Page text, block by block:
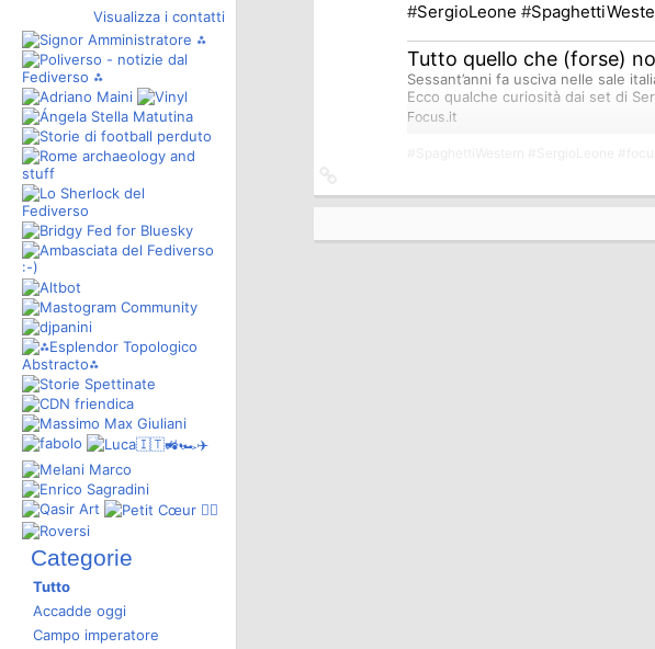
Visualizza i contatti
Categorie
Tutto
Accadde oggi
Campo imperatore
#SergioLeone #
Tutto quello che (forse)
Sessant’anni fa usciva nelle sale
Ecco qualche curiosità dai set di
Focus.it
all'originale